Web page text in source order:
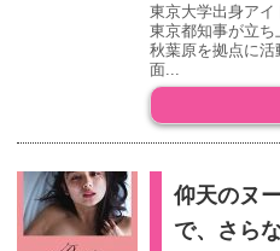
東京大学出身ア
東京都知事が立
秋葉原を拠点に
面...
仰天のヌ
で、さら